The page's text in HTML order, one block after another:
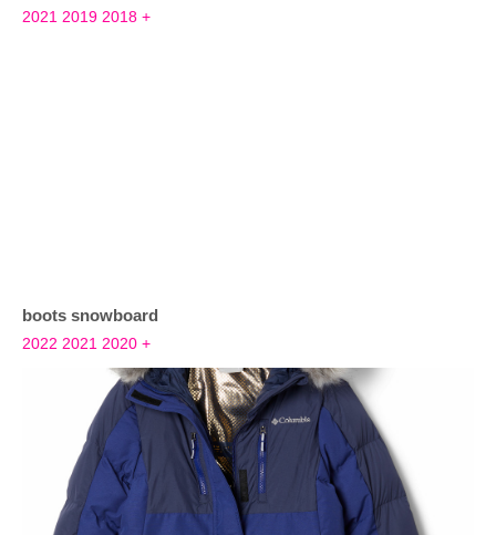
2021 2019 2018 +
boots snowboard
2022 2021 2020 +